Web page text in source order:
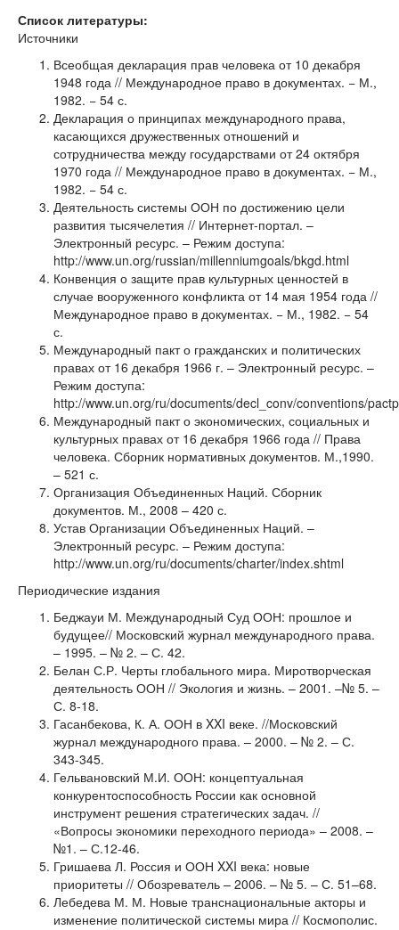
Список литературы:
Источники
Всеобщая декларация прав человека от 10 декабря
1948 года // Международное право в документах. − М.,
1982. − 54 с.
Декларация о принципах международного права,
касающихся дружественных отношений и
сотрудничества между государствами от 24 октября
1970 года // Международное право в документах. − М.,
1982. − 54 с.
Деятельность системы ООН по достижению цели
развития тысячелетия // Интернет-портал. –
Электронный ресурс. – Режим доступа:
http://www.un.org/russian/millenniumgoals/bkgd.html
Конвенция о защите прав культурных ценностей в
случае вооруженного конфликта от 14 мая 1954 года //
Международное право в документах. − М., 1982. − 54
с.
Международный пакт о гражданских и политических
правах от 16 декабря 1966 г. – Электронный ресурс. –
Режим доступа:
http://www.un.org/ru/documents/decl_conv/conventions/
Международный пакт о экономических, социальных и
культурных правах от 16 декабря 1966 года // Права
человека. Сборник нормативных документов. М.,1990.
– 521 с.
Организация Объединенных Наций. Сборник
документов. М., 2008 – 420 с.
Устав Организации Объединенных Наций. –
Электронный ресурс. – Режим доступа:
http://www.un.org/ru/documents/charter/index.shtml
Периодические издания
Беджауи М. Международный Суд ООН: прошлое и
будущее// Московский журнал международного права.
– 1995. – № 2. – С. 42.
Белан С.Р. Черты глобального мира. Миротворческая
деятельность ООН // Экология и жизнь. – 2001. –№ 5. –
С. 8-18.
Гасанбекова, К. А. ООН в XXI веке. //Московский
журнал международного права. – 2000. – № 2. – С.
343-345.
Гельвановский М.И. ООН: концептуальная
конкурентоспособность России как основной
инструмент решения стратегических задач. //
«Вопросы экономики переходного периода» – 2008. –
№1. – С.12-46.
Гришаева Л. Россия и ООН XXI века: новые
приоритеты // Обозреватель – 2006. – № 5. – С. 51–68.
Лебедева М. М. Новые транснациональные акторы и
изменение политической системы мира // Космополис.